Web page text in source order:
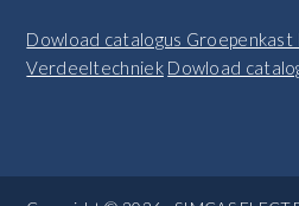
Dowload catalogus Groepenkast
Verdeeltechniek Dowload